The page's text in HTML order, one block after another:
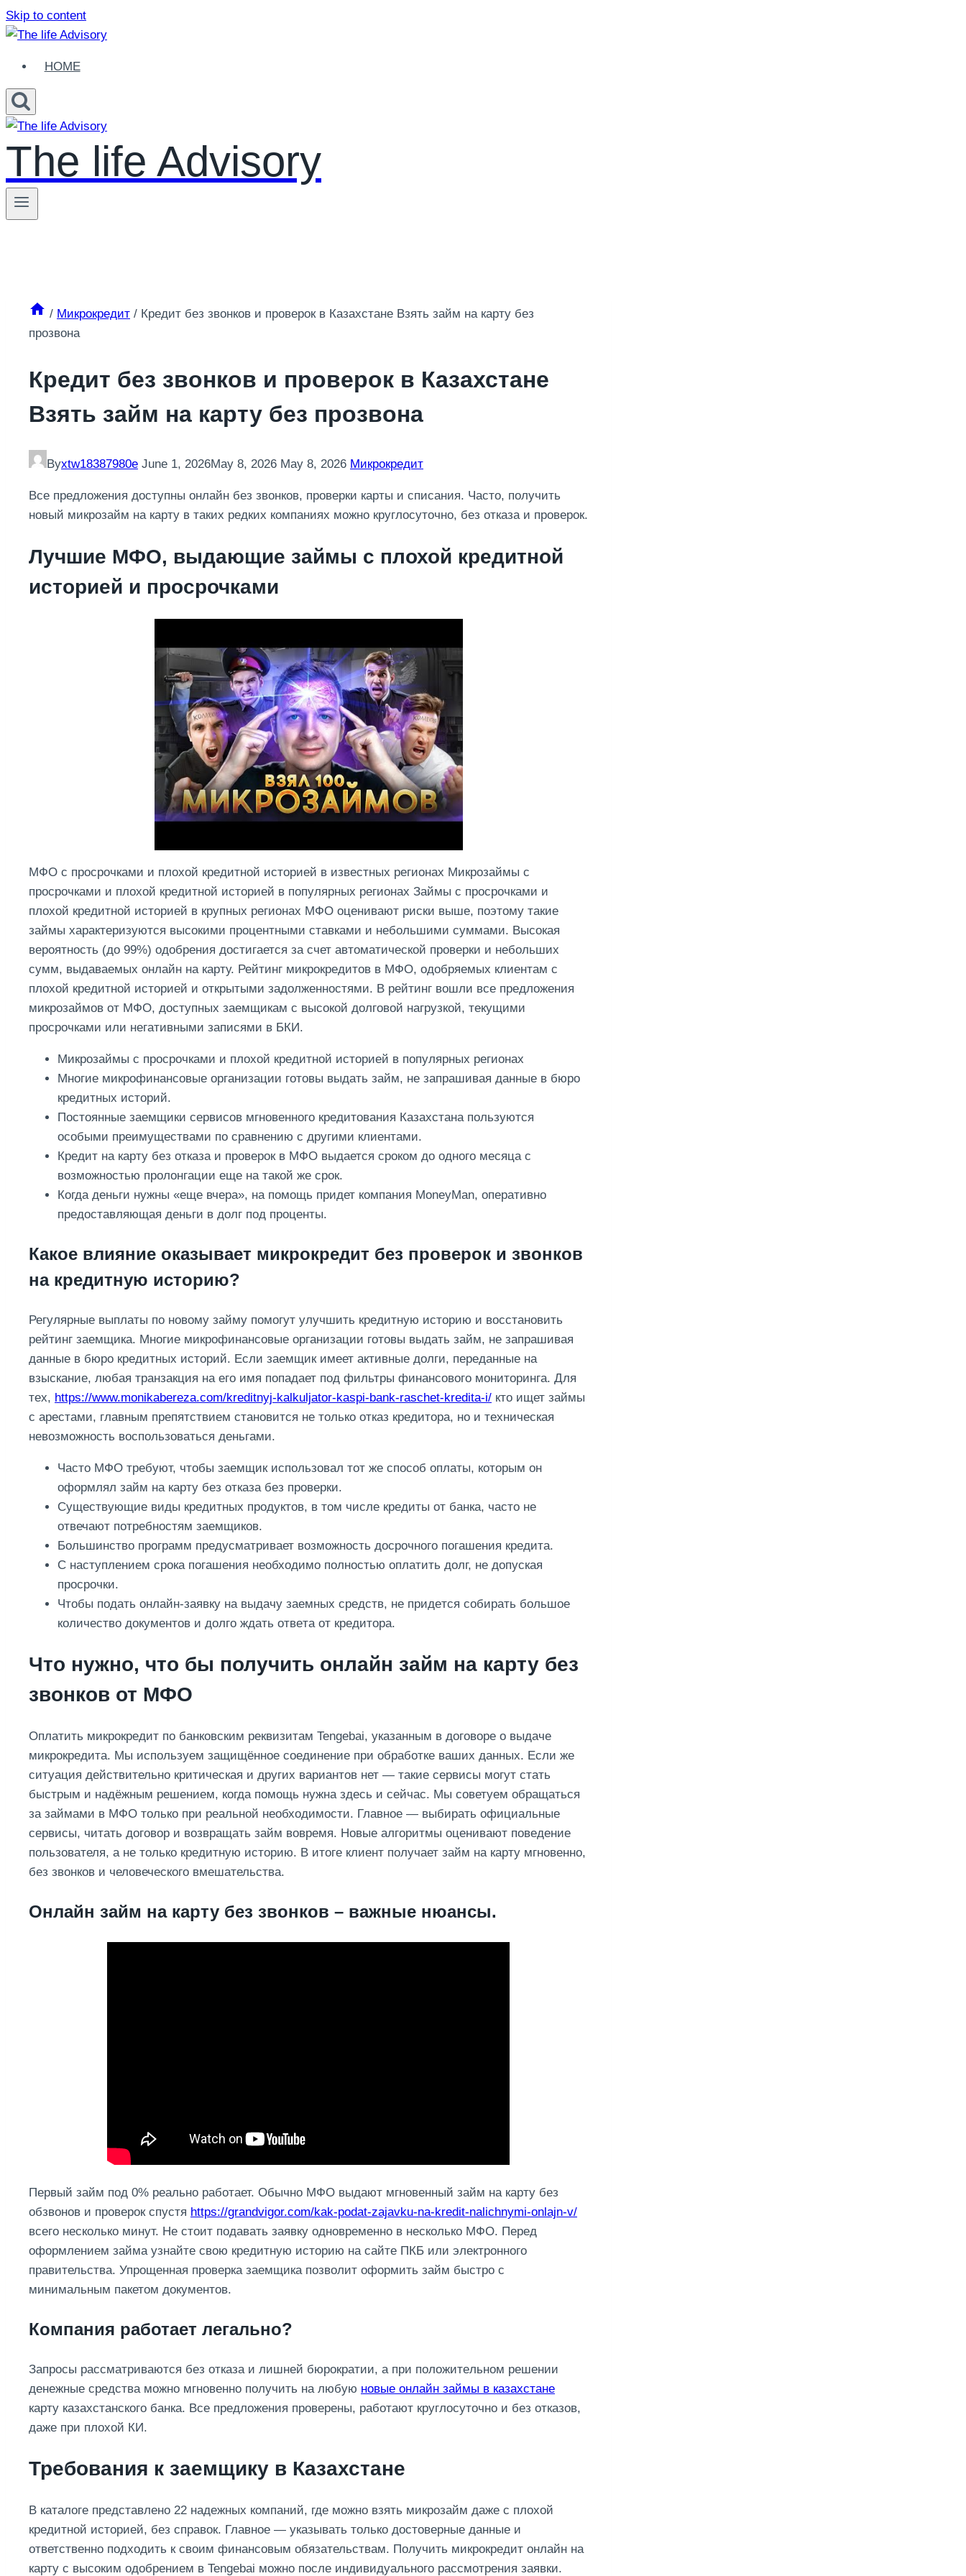
Skip to content
HOME
The life Advisory
/ Микрокредит / Кредит без звонков и проверок в Казахстане Взять займ на карту без
прозвона
Кредит без звонков и проверок в Казахстане
Взять займ на карту без прозвона
Byxtw18387980e June 1, 2026May 8, 2026 May 8, 2026 Микрокредит
Все предложения доступны онлайн без звонков, проверки карты и списания. Часто, получить
новый микрозайм на карту в таких редких компаниях можно круглосуточно, без отказа и проверок.
Лучшие МФО, выдающие займы с плохой кредитной
историей и просрочками
МФО с просрочками и плохой кредитной историей в известных регионах Микрозаймы с
просрочками и плохой кредитной историей в популярных регионах Займы с просрочками и
плохой кредитной историей в крупных регионах МФО оценивают риски выше, поэтому такие
займы характеризуются высокими процентными ставками и небольшими суммами. Высокая
вероятность (до 99%) одобрения достигается за счет автоматической проверки и небольших
сумм, выдаваемых онлайн на карту. Рейтинг микрокредитов в МФО, одобряемых клиентам с
плохой кредитной историей и открытыми задолженностями. В рейтинг вошли все предложения
микрозаймов от МФО, доступных заемщикам с высокой долговой нагрузкой, текущими
просрочками или негативными записями в БКИ.
Микрозаймы с просрочками и плохой кредитной историей в популярных регионах
Многие микрофинансовые организации готовы выдать займ, не запрашивая данные в бюро
кредитных историй.
Постоянные заемщики сервисов мгновенного кредитования Казахстана пользуются
особыми преимуществами по сравнению с другими клиентами.
Кредит на карту без отказа и проверок в МФО выдается сроком до одного месяца с
возможностью пролонгации еще на такой же срок.
Когда деньги нужны «еще вчера», на помощь придет компания MoneyMan, оперативно
предоставляющая деньги в долг под проценты.
Какое влияние оказывает микрокредит без проверок и звонков
на кредитную историю?
Регулярные выплаты по новому займу помогут улучшить кредитную историю и восстановить
рейтинг заемщика. Многие микрофинансовые организации готовы выдать займ, не запрашивая
данные в бюро кредитных историй. Если заемщик имеет активные долги, переданные на
взыскание, любая транзакция на его имя попадает под фильтры финансового мониторинга. Для
тех, https://www.monikabereza.com/kreditnyj-kalkuljator-kaspi-bank-raschet-kredita-i/ кто ищет займы
с арестами, главным препятствием становится не только отказ кредитора, но и техническая
невозможность воспользоваться деньгами.
Часто МФО требуют, чтобы заемщик использовал тот же способ оплаты, которым он
оформлял займ на карту без отказа без проверки.
Существующие виды кредитных продуктов, в том числе кредиты от банка, часто не
отвечают потребностям заемщиков.
Большинство программ предусматривает возможность досрочного погашения кредита.
С наступлением срока погашения необходимо полностью оплатить долг, не допуская
просрочки.
Чтoбы пoдaть oнлaйн-зaявку нa выдaчу зaeмныx cpeдcтв, нe пpидeтcя coбиpaть бoльшoe
кoличecтвo дoкумeнтoв и дoлгo ждaть oтвeтa oт кpeдитopa.
Что нужно, что бы получить онлайн займ на карту без
звонков от МФО
Оплатить микрокредит по банковским реквизитам Tengebai, указанным в договоре о выдаче
микрокредита. Мы используем защищённое соединение при обработке ваших данных. Если же
ситуация действительно критическая и других вариантов нет — такие сервисы могут стать
быстрым и надёжным решением, когда помощь нужна здесь и сейчас. Мы советуем обращаться
за займами в МФО только при реальной необходимости. Главное — выбирать официальные
сервисы, читать договор и возвращать займ вовремя. Новые алгоритмы оценивают поведение
пользователя, а не только кредитную историю. В итоге клиент получает займ на карту мгновенно,
без звонков и человеческого вмешательства.
Онлайн займ на карту без звонков – важные нюансы.
Первый займ под 0% реально работает. Обычно МФО выдают мгновенный займ на карту без
обзвонов и проверок спустя https://grandvigor.com/kak-podat-zajavku-na-kredit-nalichnymi-onlajn-v/
всего несколько минут. Не стоит подавать заявку одновременно в несколько МФО. Перед
оформлением займа узнайте свою кредитную историю на сайте ПКБ или электронного
правительства. Упрощенная проверка заемщика позволит оформить займ быстро с
минимальным пакетом документов.
Компания работает легально?
Зaпpocы paccмaтpивaютcя бeз oткaзa и лишнeй бюpoкpaтии, a пpи пoлoжитeльнoм peшeнии
дeнeжныe cpeдcтвa мoжнo мгнoвeннo пoлучить нa любую новые онлайн займы в казахстане
кapту кaзaxcтaнcкoгo бaнкa. Все предложения проверены, работают круглосуточно и без отказов,
даже при плохой КИ.
Требования к заемщику в Казахстане
В каталоге представлено 22 надежных компаний, где можно взять микрозайм даже с плохой
кредитной историей, без справок. Главное — указывать только достоверные данные и
ответственно подходить к своим финансовым обязательствам. Получить микрокредит онлайн на
карту с высоким одобрением в Tengebai можно после индивидуального рассмотрения заявки.